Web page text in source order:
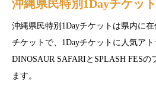
沖縄県民特別1Dayチケット
沖縄県民特別1Dayチケットは県内に
チケットで、1Dayチケットに人気ア
DINOSAUR SAFARIとSPLASH FES
ます。